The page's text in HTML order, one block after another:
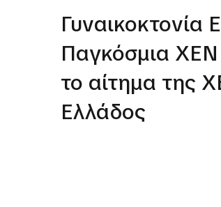
Γυναικοκτονία
Παγκόσμια ΧΕΝ
το αίτημα της
Ελλάδος